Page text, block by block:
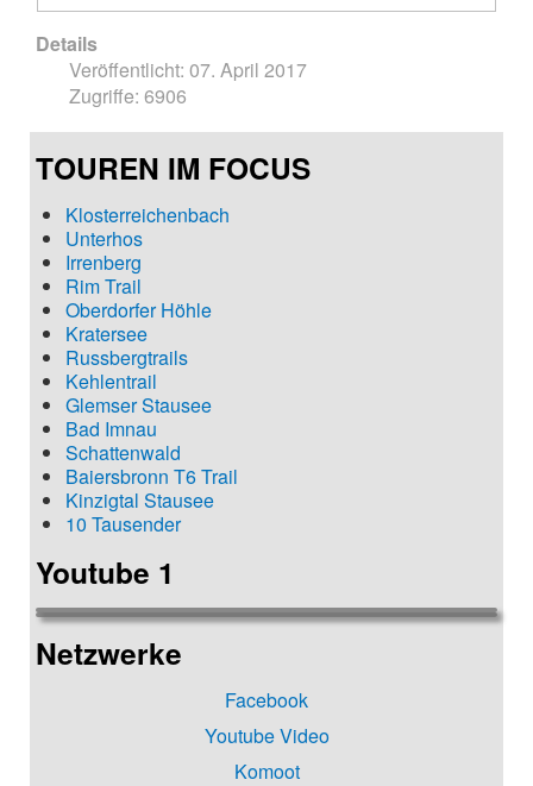
Details
Veröffentlicht: 07. April 2017
Zugriffe: 6906
TOUREN IM FOCUS
Klosterreichenbach
Unterhos
Irrenberg
Rim Trail
Oberdorfer Höhle
Kratersee
Russbergtrails
Kehlentrail
Glemser Stausee
Bad Imnau
Schattenwald
Baiersbronn T6 Trail
Kinzigtal Stausee
10 Tausender
Youtube 1
Netzwerke
Facebook
Youtube Video
Komoot